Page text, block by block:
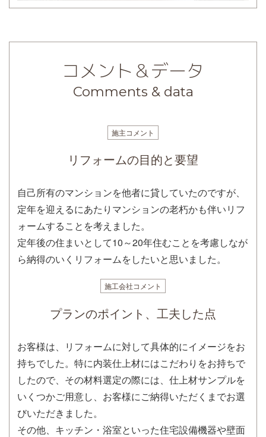
コメント＆データ
Comments & data
施主コメント
リフォームの目的と要望
自己所有のマンションを他者に貸していたのですが、
定年を迎えるにあたりマンションの老朽かも伴いリフ
ォームすることを考えました。
定年後の住まいとして10～20年住むことを考慮しなが
ら納得のいくリフォームをしたいと思いました。
施工会社コメント
プランのポイント、工夫した点
お客様は、リフォームに対して具体的にイメージをお
持ちでした。特に内装仕上材にはこだわりをお持ちで
したので、その材料選定の際には、仕上材サンプルを
いくつかご用意し、お客様にご納得いただくまでお選
びいただきました。
その他、キッチン・浴室といった住宅設備機器や壁面